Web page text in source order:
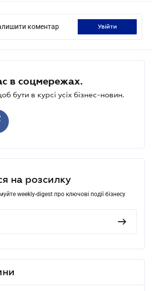
коментар увійти
в соцмережах.
бути в курсі усіх бізнес-новин.
на розсилку
weekly-digest про ключові події бізнесу